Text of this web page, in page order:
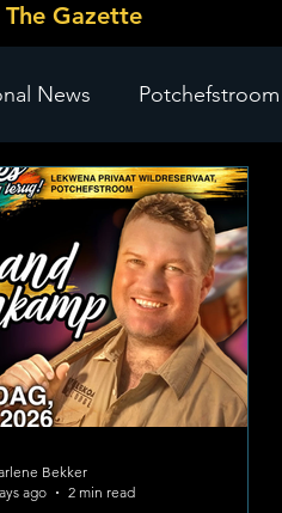
The Gazette
News Potchefstroom
Go-To Guy Updates
Bekker
ago
2 min read